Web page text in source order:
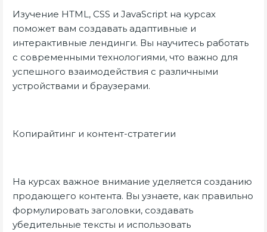
Изучение HTML, CSS и JavaScript на курсах
поможет вам создавать адаптивные и
интерактивные лендинги. Вы научитесь работать
с современными технологиями, что важно для
успешного взаимодействия с различными
устройствами и браузерами.
Копирайтинг и контент-стратегии
На курсах важное внимание уделяется созданию
продающего контента. Вы узнаете, как правильно
формулировать заголовки, создавать
убедительные тексты и использовать